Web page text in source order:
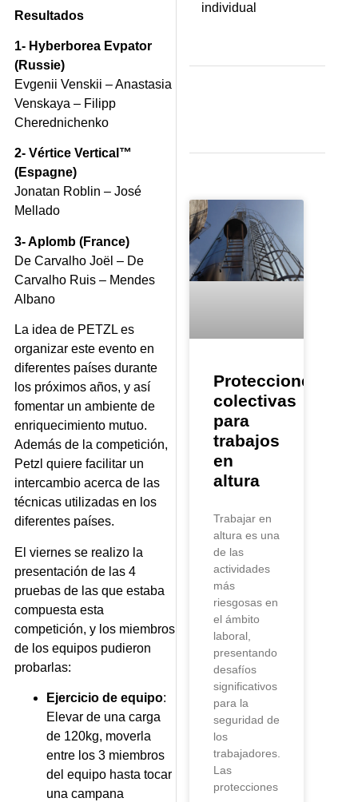
Resultados
1- Hyberborea Evpator
(Russie)
Evgenii Venskii – Anastasia
Venskaya – Filipp
Cherednichenko
2- Vértice Vertical™
(Espagne)
Jonatan Roblin – José
Mellado
3- Aplomb (France)
De Carvalho Joël – De
Carvalho Ruis – Mendes
Albano
La idea de PETZL es
organizar este evento en
diferentes países durante
los próximos años, y así
fomentar un ambiente de
enriquecimiento mutuo.
Además de la competición,
Petzl quiere facilitar un
intercambio acerca de las
técnicas utilizadas en los
diferentes países.
El viernes se realizo la
presentación de las 4
pruebas de las que estaba
compuesta esta
competición, y los miembros
de los equipos pudieron
probarlas:
Ejercicio de equipo:
Elevar de una carga
de 120kg, moverla
entre los 3 miembros
del equipo hasta tocar
una campana
individual
Protecciones
colectivas
para
trabajos
en
altura
Trabajar en
altura es una
de las
actividades
más
riesgosas en
el ámbito
laboral,
presentando
desafíos
significativos
para la
seguridad de
los
trabajadores.
Las
protecciones